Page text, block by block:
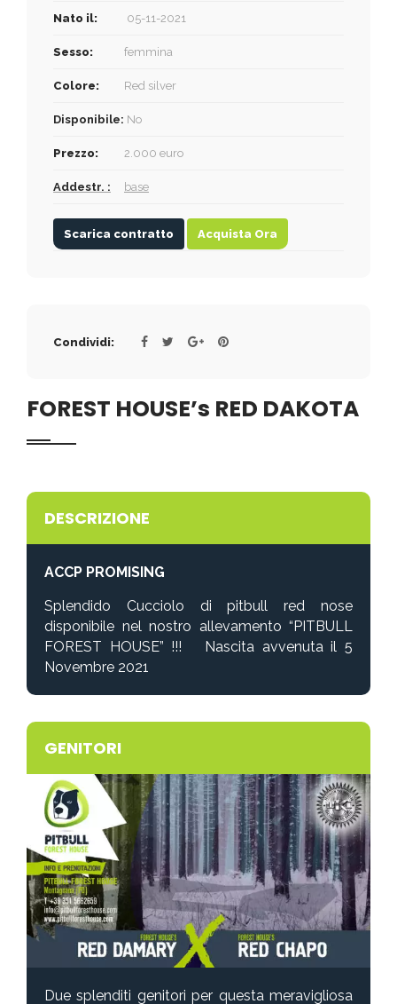
Nato il: 05-11-2021
Sesso: femmina
Colore: Red silver
Disponibile: No
Prezzo: 2.000 euro
Addestr. : base
Scarica contratto Acquista Ora
Condividi:
FOREST HOUSE’s RED DAKOTA
DESCRIZIONE
ACCP PROMISING
Splendido Cucciolo di pitbull red nose
disponibile nel nostro allevamento “PITBULL
FOREST HOUSE” !!! Nascita avvenuta il 5
Novembre 2021
GENITORI
Due splenditi genitori per questa meravigliosa